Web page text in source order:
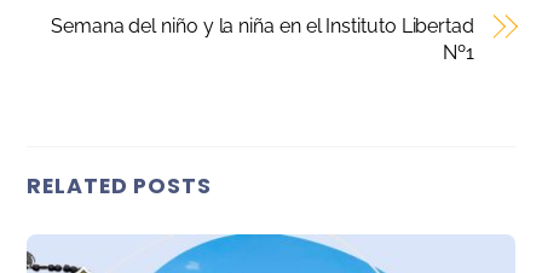
Semana del niño y la niña en el Instituto Libertad
Nº1
RELATED POSTS